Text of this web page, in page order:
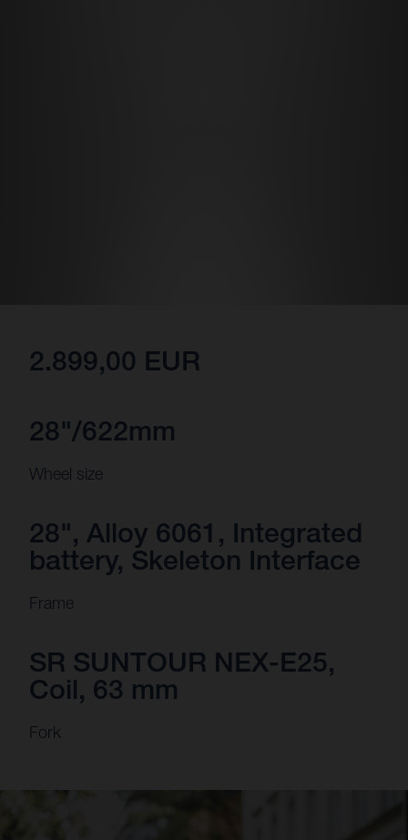
2.899,00 EUR
28"/622mm
Wheel size
28", Alloy 6061, Integrated
battery, Skeleton Interface
Frame
SR SUNTOUR NEX-E25,
Coil, 63 mm
Fork